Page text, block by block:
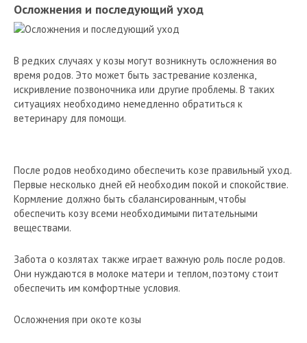
Осложнения и последующий уход
В редких случаях у козы могут возникнуть осложнения во
время родов. Это может быть застревание козленка,
искривление позвоночника или другие проблемы. В таких
ситуациях необходимо немедленно обратиться к
ветеринару для помощи.
После родов необходимо обеспечить козе правильный уход.
Первые несколько дней ей необходим покой и спокойствие.
Кормление должно быть сбалансированным, чтобы
обеспечить козу всеми необходимыми питательными
веществами.
Забота о козлятах также играет важную роль после родов.
Они нуждаются в молоке матери и теплом, поэтому стоит
обеспечить им комфортные условия.
Осложнения при окоте козы